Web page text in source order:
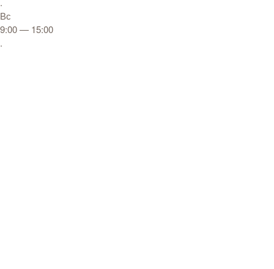
Вс
9:00 — 15:00
.